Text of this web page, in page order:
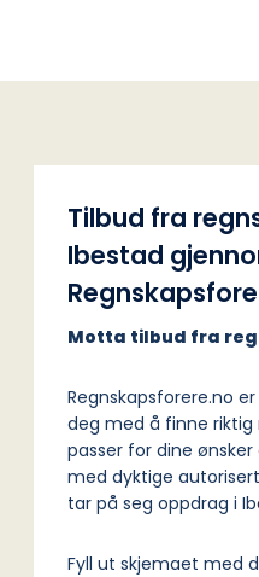
Tilbud fra
Ibestad
Motta tilbud fra
Regnskapsforere.no
deg med å finne riktig
passer for dine
med dyktige
tar på seg oppdrag i
Fyll ut skjemaet med